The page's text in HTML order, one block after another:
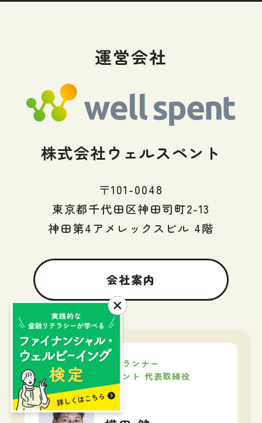
運営会社
株式会社ウェルスペント
〒101-0048
東京都千代田区神田司町2-13
神田第4アメレックスビル 4階
会社案内
ファイナンシャルプランナー
株式会社ウェルスペント 代表取締役